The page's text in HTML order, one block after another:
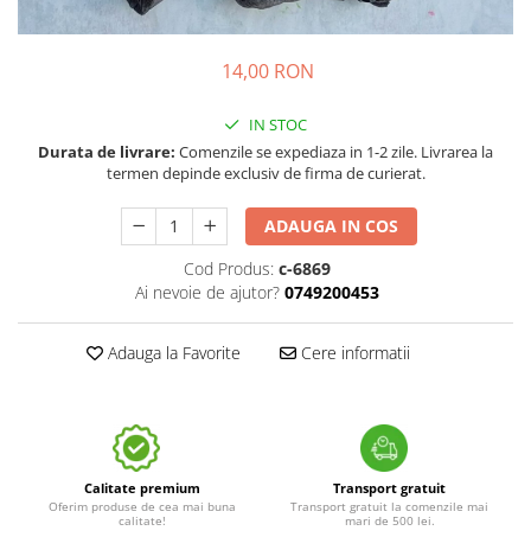
14,00 RON
IN STOC
Durata de livrare: Comenzile se expediaza in 1-2 zile. Livrarea la
termen depinde exclusiv de firma de curierat.
ADAUGA IN COS
Cod Produs: c-6869
Ai nevoie de ajutor? 0749200453
Adauga la Favorite Cere informatii
Calitate premium
Oferim produse de cea mai buna
calitate!
Transport gratuit
Transport gratuit la comenzile mai
mari de 500 lei.